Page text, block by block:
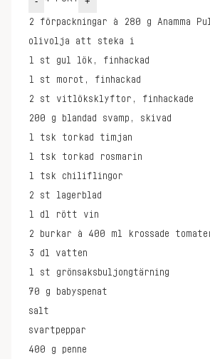
2 förpackningar à 280 g
Anamma
olivolja att steka i
1 st
gul lök, finhackad
1 st
morot, finhackad
2 st
vitlöksklyftor, finhackade
200 g
blandad svamp, skivad
1 tsk
torkad timjan
1 tsk
torkad rosmarin
1 tsk
chiliflingor
2 st
lagerblad
1 dl
rött vin
2
burkar à 400 ml
krossade
3 dl
vatten
1 st
grönsaksbuljongtärning
70 g
babyspenat
salt
svartpeppar
400 g
penne